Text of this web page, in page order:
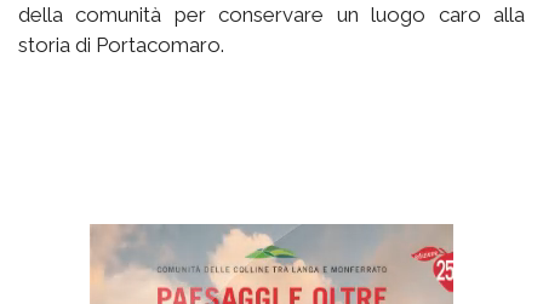
della comunità per conservare un luogo caro alla
storia di Portacomaro.